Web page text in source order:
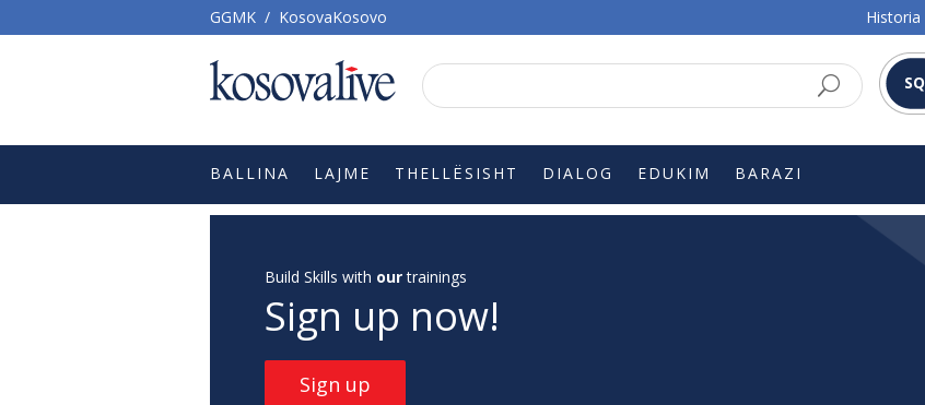
GGMK / KosovaKosovo Historia
SQ
BALLINA LAJME THELLËSISHT DIALOG EDUKIM BARAZI
Build Skills with ourtrainings
Sign up now!
Sign up